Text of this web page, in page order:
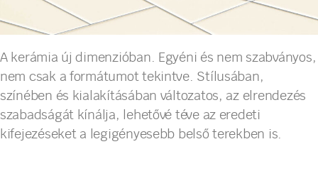
A kerámia új dimenzióban. Egyéni és nem szabványos,
nem csak a formátumot tekintve. Stílusában,
színében és kialakításában változatos, az elrendezés
szabadságát kínálja, lehetővé téve az eredeti
kifejezéseket a legigényesebb belső terekben is.